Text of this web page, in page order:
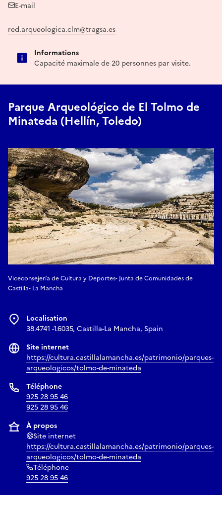
E-mail
red.arqueologica.clm@tragsa.es
Informations
Capacité maximale de 20 personnes par visite.
Parque Arqueológico de El Tolmo de
Minateda (Hellín, Toledo)
Viceconsejería de Cultura y Deportes- Junta de Comunidades de
Castilla- La Mancha
Localisation
38.4741 -1.6035, Castilla-La Mancha, Spain
Site internet
https://cultura.castillalamancha.es/patrimonio/parques-
arqueologicos/tolmo-de-minateda
Téléphone
925 28 95 46
925 28 95 46
À propos
Site internet
https://cultura.castillalamancha.es/patrimonio/parques-
arqueologicos/tolmo-de-minateda
Téléphone
925 28 95 46